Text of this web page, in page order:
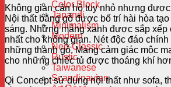
Color Block
Japandi
Minimalism
Modern
Neo-Classic
Rustic
Taiwanese
Scandinavian
Không gian căn hộ tuy nhỏ nhưng
Nội thất bằng gỗ được bố trí hài hòa
sáng. Những mảng xanh được sắp xếp
nhất cho không gian. Nét độc đáo
những thanh gỗ. Mang cảm giác mộc
cho những chiếc tủ được thoáng khí
Qi Concept sử dụng nội thất như sofa,